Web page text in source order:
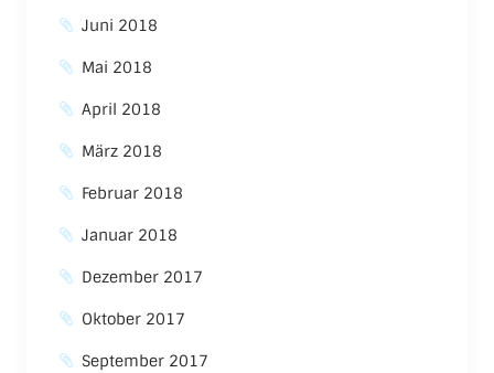
Juni 2018
Mai 2018
April 2018
März 2018
Februar 2018
Januar 2018
Dezember 2017
Oktober 2017
September 2017